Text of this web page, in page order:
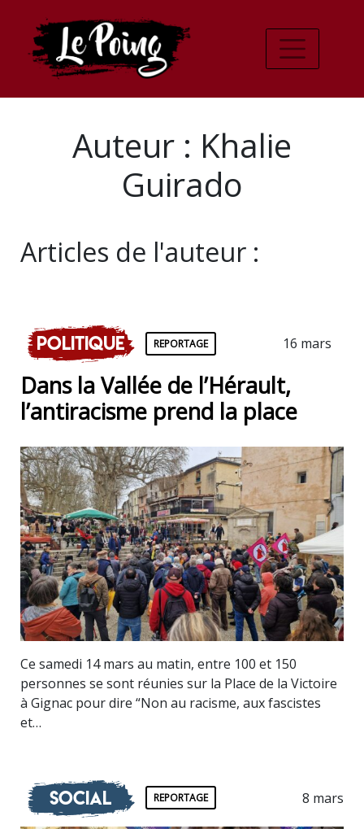
Auteur : Khalie
Guirado
Articles de l'auteur :
Politique REPORTAGE 16 mars
Dans la Vallée de l’Hérault,
l’antiracisme prend la place
Ce samedi 14 mars au matin, entre 100 et 150
personnes se sont réunies sur la Place de la Victoire
à Gignac pour dire “Non au racisme, aux fascistes
et…
Social REPORTAGE 8 mars